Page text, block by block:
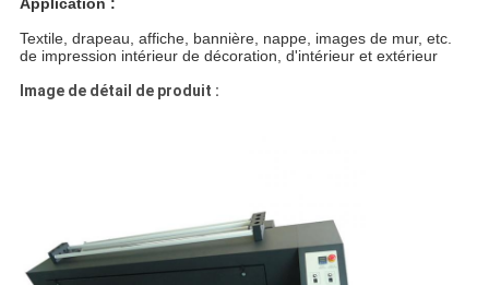
Application :
Textile, drapeau, affiche, bannière, nappe, images de mur, etc.
de impression intérieur de décoration, d'intérieur et extérieur
Image de détail de produit :